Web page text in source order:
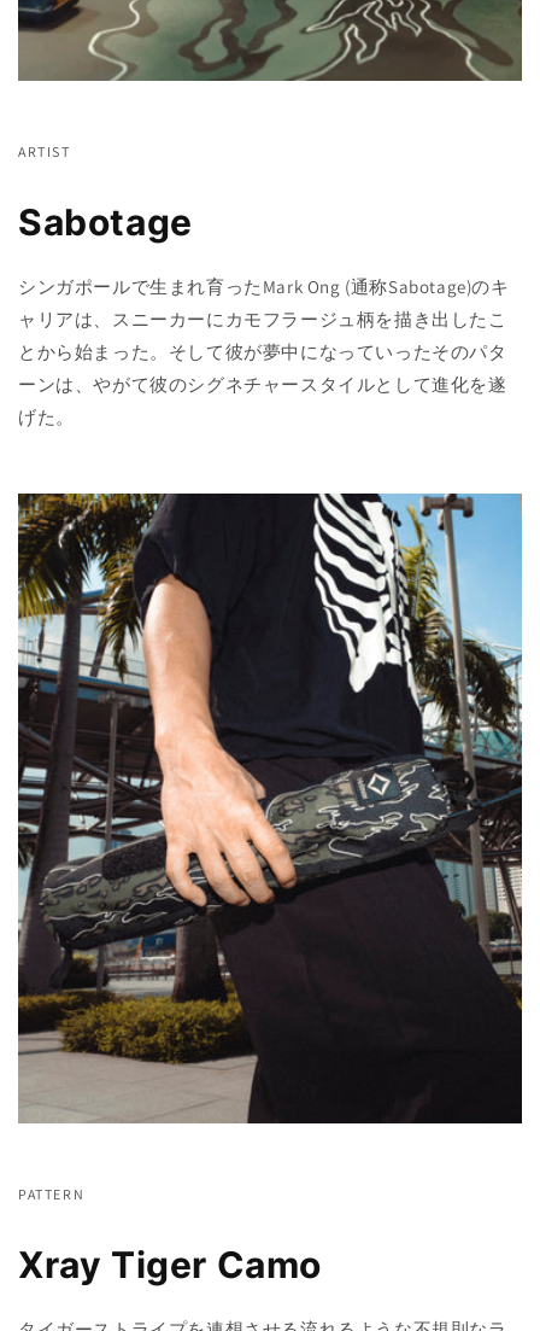
ARTIST
Sabotage
シンガポールで生まれ育ったMark Ong (通称Sabotage)のキ
ャリアは、スニーカーにカモフラージュ柄を描き出したこ
とから始まった。そして彼が夢中になっていったそのパタ
ーンは、やがて彼のシグネチャースタイルとして進化を遂
げた。
PATTERN
Xray Tiger Camo